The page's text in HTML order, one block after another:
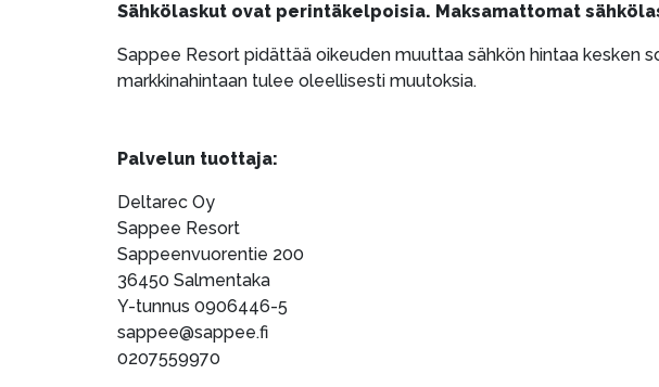
Sähkölaskut ovat perintäkelpoisia. Maksamattomat
Sappee Resort pidättää oikeuden muuttaa sähkön hintaa kesken
markkinahintaan tulee oleellisesti muutoksia.
Palvelun tuottaja:
Deltarec Oy
Sappee Resort
Sappeenvuorentie 200
36450 Salmentaka
Y-tunnus 0906446-5
sappee@sappee.fi
0207559970